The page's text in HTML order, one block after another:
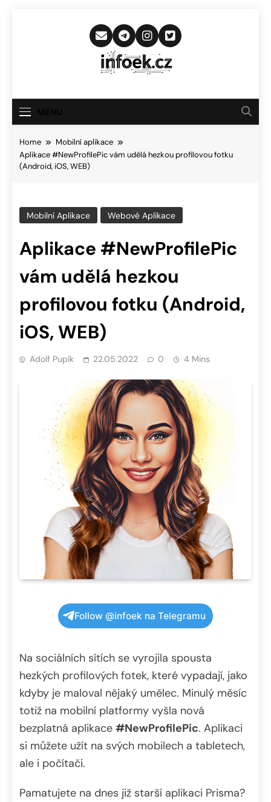
Infoek.cz
Novinkám
Home
Mobilní aplikace
Aplikace #NewProfilePic vám udělá hezkou profilovou fotku
(Android, iOS, WEB)
Mobilní Aplikace Webové Aplikace
Aplikace #NewProfilePic
vám udělá hezkou
profilovou fotku (Android,
iOS, WEB)
Adolf Pupík 22.05.2022 0 4 Mins
Follow @infoek na Telegramu
Na sociálních sítích se vyrojila spousta
hezkých profilových fotek, které vypadají, jako
kdyby je maloval nějaký umělec. Minulý měsíc
totiž na mobilní platformy vyšla nová
bezplatná aplikace #NewProfilePic. Aplikaci
si můžete užít na svých mobilech a tabletech,
ale i počítači.
Pamatujete na dnes již starší aplikaci Prisma?